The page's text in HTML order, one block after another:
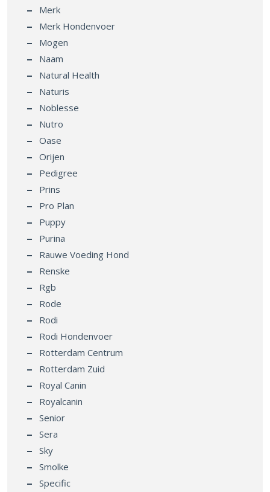
Merk
Merk Hondenvoer
Mogen
Naam
Natural Health
Naturis
Noblesse
Nutro
Oase
Orijen
Pedigree
Prins
Pro Plan
Puppy
Purina
Rauwe Voeding Hond
Renske
Rgb
Rode
Rodi
Rodi Hondenvoer
Rotterdam Centrum
Rotterdam Zuid
Royal Canin
Royalcanin
Senior
Sera
Sky
Smolke
Specific